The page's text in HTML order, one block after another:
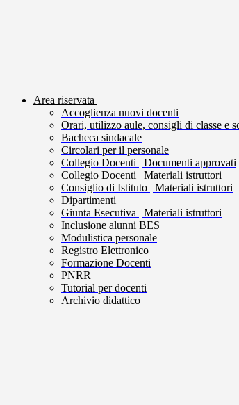
Area riservata
Accoglienza nuovi docenti
Orari, utilizzo aule, consigli di classe e
Bacheca sindacale
Circolari per il personale
Collegio Docenti | Documenti approvati
Collegio Docenti | Materiali istruttori
Consiglio di Istituto | Materiali istruttori
Dipartimenti
Giunta Esecutiva | Materiali istruttori
Inclusione alunni BES
Modulistica personale
Registro Elettronico
Formazione Docenti
PNRR
Tutorial per docenti
Archivio didattico